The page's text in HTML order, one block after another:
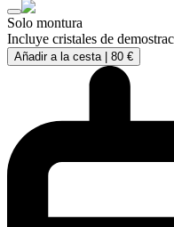
Solo montura
Incluye cristales de
Añadir a la cesta | 80 €